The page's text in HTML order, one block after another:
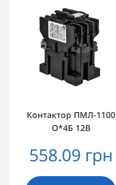
Контактор ПМЛ-1100
О*4Б 12В
558.09 грн